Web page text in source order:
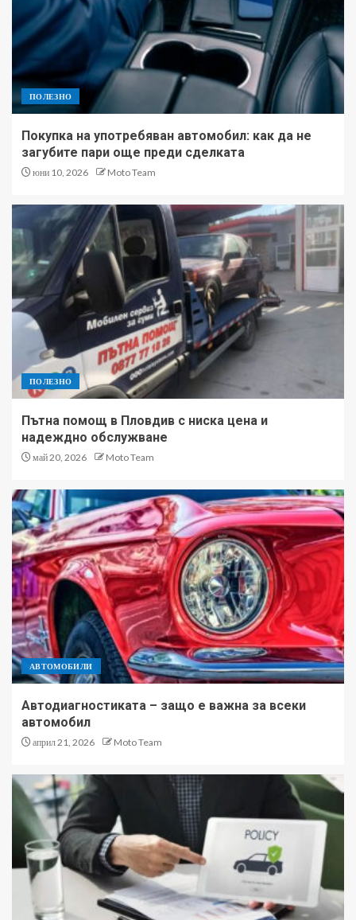
ПОЛЕЗНО
Покупка на употребяван автомобил: как да не
загубите пари още преди сделката
юни 10, 2026 Moto Team
ПОЛЕЗНО
Пътна помощ в Пловдив с ниска цена и
надеждно обслужване
май 20, 2026 Moto Team
АВТОМОБИЛИ
Автодиагностиката – защо е важна за всеки
автомобил
април 21, 2026 Moto Team